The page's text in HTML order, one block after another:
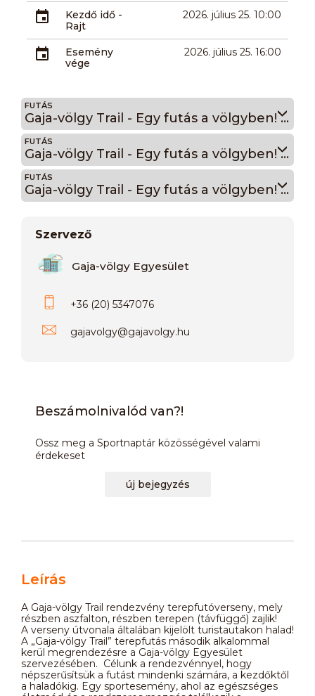
Kezdő idő -
Rajt
2026. július 25. 10:00
Esemény
vége
2026. július 25. 16:00
FUTÁS
Gaja-völgy Trail - Egy futás a völgyben! Középtáv – 14 km
FUTÁS
Gaja-völgy Trail - Egy futás a völgyben! Kistáv – 10 km
FUTÁS
Gaja-völgy Trail - Egy futás a völgyben! Családi táv – 2 km
Szervező
Gaja-völgy Egyesület
+36 (20) 5347076
gajavolgy@gajavolgy.hu
Beszámolnivalód van?!
Ossz meg a Sportnaptár közösségével valami
érdekeset
új bejegyzés
Leírás
A Gaja-völgy Trail rendezvény terepfutóverseny, mely
részben aszfalton, részben terepen (távfüggő) zajlik!
A verseny útvonala általában kijelölt turistautakon halad!
A „Gaja-völgy Trail” terepfutás második alkalommal
kerül megrendezésre a Gaja-völgy Egyesület
szervezésében. Célunk a rendezvénnyel, hogy
népszerűsítsük a futást mindenki számára, a kezdőktől
a haladókig. Egy sportesemény, ahol az egészséges